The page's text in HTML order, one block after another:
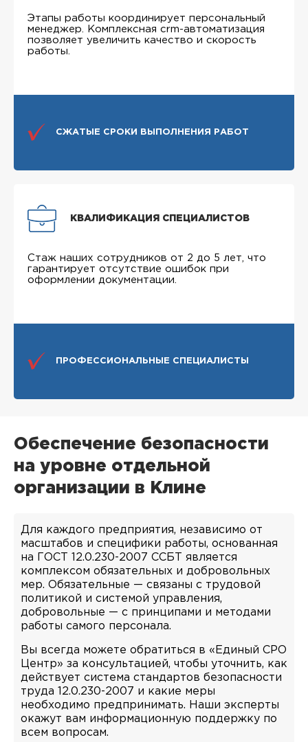
Этапы работы координирует персональный
менеджер. Комплексная crm-автоматизация
позволяет увеличить качество и скорость
работы.
СЖАТЫЕ СРОКИ ВЫПОЛНЕНИЯ РАБОТ
КВАЛИФИКАЦИЯ СПЕЦИАЛИСТОВ
Стаж наших сотрудников от 2 до 5 лет, что
гарантирует отсутствие ошибок при
оформлении документации.
ПРОФЕССИОНАЛЬНЫЕ СПЕЦИАЛИСТЫ
Обеспечение безопасности
на уровне отдельной
организации в Клине
Для каждого предприятия, независимо от
масштабов и специфики работы, основанная
на ГОСТ 12.0.230-2007 ССБТ является
комплексом обязательных и добровольных
мер. Обязательные — связаны с трудовой
политикой и системой управления,
добровольные — с принципами и методами
работы самого персонала.
Вы всегда можете обратиться в «Единый СРО
Центр» за консультацией, чтобы уточнить, как
действует система стандартов безопасности
труда 12.0.230-2007 и какие меры
необходимо предпринимать. Наши эксперты
окажут вам информационную поддержку по
всем вопросам.